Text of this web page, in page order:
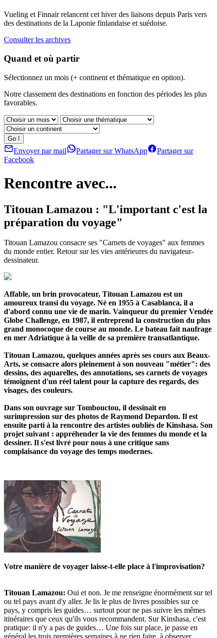
Vueling et Finnair relancent cet hiver des liaisons depuis Paris vers
des destinations de la Laponie finlandaise et suédoise.
Consulter les archives
Quand et où partir
Sélectionnez un mois (+ continent et thématique en option).
Notre classement des destinations en fonction des périodes les plus
favorables.
Envoyer par mail Partager sur WhatsApp
Partager sur
Facebook
Rencontre avec...
Titouan Lamazou : "L'important c'est la
préparation du voyage"
Titouan Lamazou consacre ses "Carnets de voyages" aux femmes
du monde entier. Retour sur les vies antérieures du navigateur-
dessinateur.
Affable, un brin provocateur, Titouan Lamazou est un
amoureux transi du voyage. Né en 1955 à Casablanca, il a
d'abord connu une vie de marin. Vainqueur du premier Vendée
Globe Challenge, en 1987, il entreprend la construction du plus
grand monocoque de course au monde. Le bateau fait naufrage
en mer Adriatique à la veille de sa première transatlantique.
Titouan Lamazou, quelques années après ses cours aux Beaux-
Arts, se consacre alors pleinement à son nouveau "métier": des
dessins, des aquarelles, des annotations, ses carnets de voyages
témoignent d'un réel talent pour la capture des regards, des
visages, des couleurs.
Dans son ouvrage sur Tombouctou, il dessinait en
surimpression sur des photos de Raymond Depardon. Il est
ensuite parti à la rencontre des artistes oubliés de Kinshasa. Son
projet suivant : appréhender la vie des femmes du monde et la
dessiner. Il s'est livré pour nous à une critique sans
complaisance du voyage des temps modernes.
Votre manière de voyager laisse-t-elle place à l'improvisation?
Titouan Lamazou: Oui et non. Je me renseigne énormément sur tel
ou tel pays avant d'y aller. Je lis le plus de livres possibles sur ce
pays, y compris les guides… surtout pour ne pas suivre les mêmes
itinéraires que ceux qu'ils vous recommandent. Sur Kinshasa, c'est
pratique: il n'y a pas de guides… Une fois sur place, je passe en